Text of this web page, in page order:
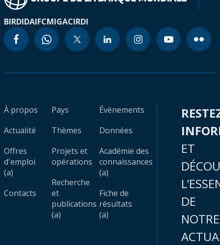
BIRDIDAIFCMIGACIRDI
À propos
Actualité
Offres
d'emploi
(a)
Contacts
Pays
Thèmes
Projets et
opérations
Recherche
et
publications
(a)
Évènements
Données
Académie des
connaissances
(a)
Fiche de
résultats
(a)
ET
DE
NOTRE